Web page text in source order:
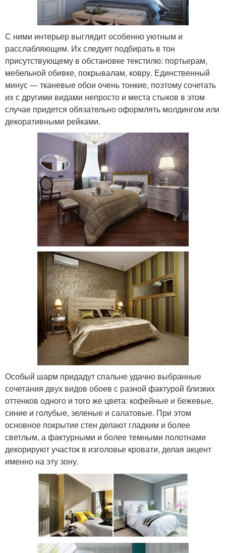
С ними интерьер выглядит особенно уютным и
расслабляющим. Их следует подбирать в тон
присутствующему в обстановке текстилю: портьерам,
мебельной обивке, покрывалам, ковру. Единственный
минус ― тканевые обои очень тонкие, поэтому сочетать
их с другими видами непросто и места стыков в этом
случае придется обязательно оформлять молдингом или
декоративными рейками.
Особый шарм придадут спальне удачно выбранные
сочетания двух видов обоев с разной фактурой близких
оттенков одного и того же цвета: кофейные и бежевые,
синие и голубые, зеленые и салатовые. При этом
основное покрытие стен делают гладким и более
светлым, а фактурными и более темными полотнами
декорируют участок в изголовье кровати, делая акцент
именно на эту зону.